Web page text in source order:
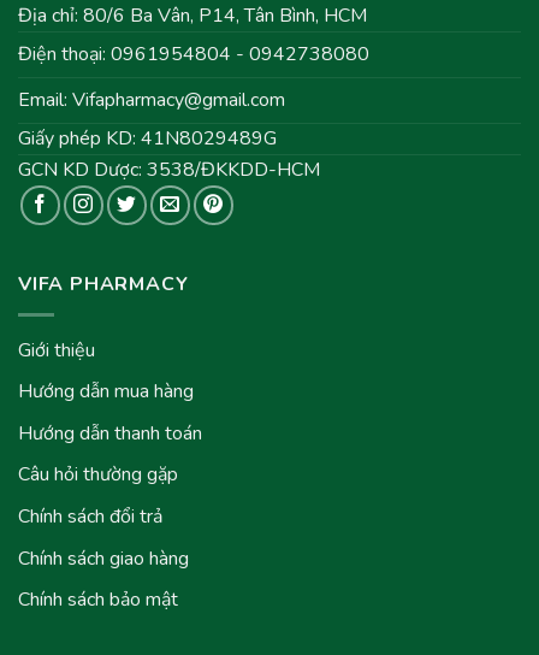
Địa chỉ: 80/6 Ba Vân, P14, Tân Bình, HCM
Điện thoại: 0961954804 - 0942738080
Email: Vifapharmacy@gmail.com
Giấy phép KD: 41N8029489G
GCN KD Dược: 3538/ĐKKDD-HCM
VIFA PHARMACY
Giới thiệu
Hướng dẫn mua hàng
Hướng dẫn thanh toán
Câu hỏi thường gặp
Chính sách đổi trả
Chính sách giao hàng
Chính sách bảo mật